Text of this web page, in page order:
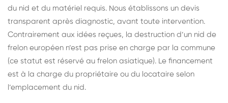
du nid et du matériel requis. Nous établissons un devis
transparent après diagnostic, avant toute intervention.
Contrairement aux idées reçues, la destruction d’un nid de
frelon européen n’est pas prise en charge par la commune
(ce statut est réservé au frelon asiatique). Le financement
est à la charge du propriétaire ou du locataire selon
l’emplacement du nid.